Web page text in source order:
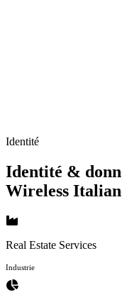
Identité
Identité &
Wireless
Real Estate Services
Industrie